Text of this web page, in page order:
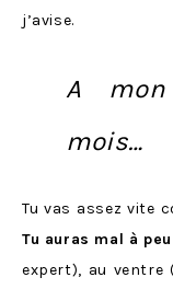
j’avise.
A
mois…
Tu vas assez vite
Tu auras mal à
expert), au